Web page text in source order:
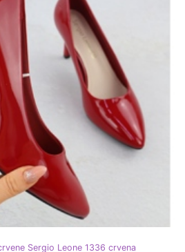
Sergio Leone 1336 crvena